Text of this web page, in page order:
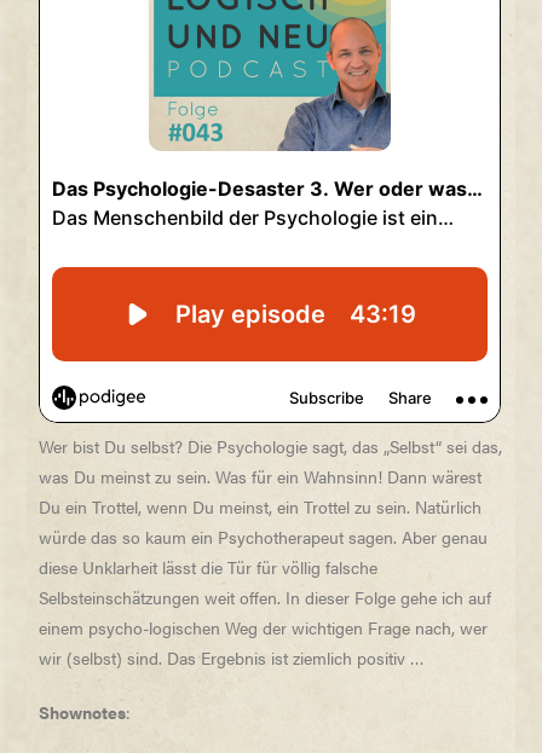
Wer bist Du selbst? Die Psychologie sagt, das „Selbst“ sei das,
was Du meinst zu sein. Was für ein Wahnsinn! Dann wärest
Du ein Trottel, wenn Du meinst, ein Trottel zu sein. Natürlich
würde das so kaum ein Psychotherapeut sagen. Aber genau
diese Unklarheit lässt die Tür für völlig falsche
Selbsteinschätzungen weit offen. In dieser Folge gehe ich auf
einem psycho-logischen Weg der wichtigen Frage nach, wer
wir (selbst) sind. Das Ergebnis ist ziemlich positiv …
Shownotes: